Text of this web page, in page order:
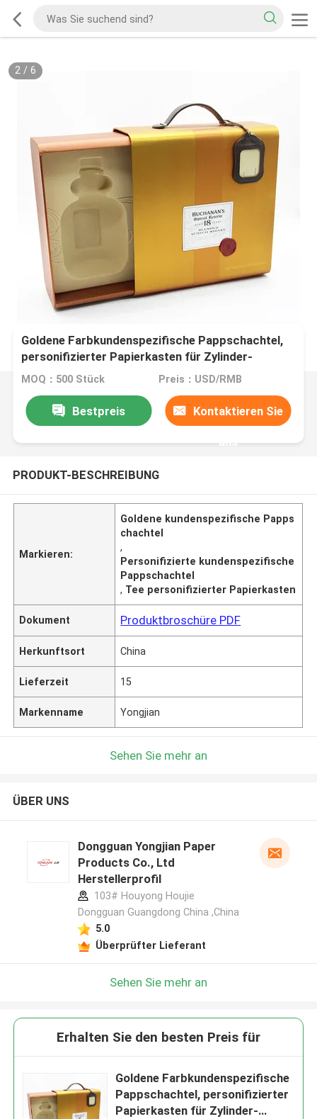
2/ 6
Goldene Farbkundenspezifische Pappschachtel,
personifizierter Papierkasten für Zylinder-
ungeheftet-Tee
MOQ：500 Stück Preis：USD/RMB
Bestpreis Kontaktieren Sie
uns
PRODUKT-BESCHREIBUNG
Markieren:
Goldene kundenspezifische Papps
chachtel
,
Personifizierte kundenspezifische
Pappschachtel
, Tee personifizierter Papierkasten
Dokument Produktbroschüre PDF
Herkunftsort China
Lieferzeit 15
Markenname Yongjian
Sehen Sie mehr an
ÜBER UNS
Dongguan Yongjian Paper
Products Co., Ltd
Herstellerprofil
103# Houyong Houjie
Dongguan Guangdong China ,China
5.0
Überprüfter Lieferant
Sehen Sie mehr an
Erhalten Sie den besten Preis für
Goldene Farbkundenspezifische
Pappschachtel, personifizierter
Papierkasten für Zylinder-